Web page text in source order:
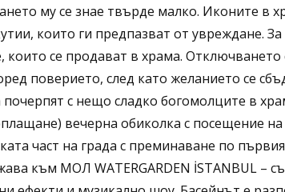
му се знае твърде малко. Иконите в
които ги предпазват от увреждане.
които се продават в храма.
поверието, след като желанието се
с нещо сладко богомолците в
вечерна обиколка с посещение
част на града с преминаване по
към МОЛ WATERGARDEN İSTANBUL